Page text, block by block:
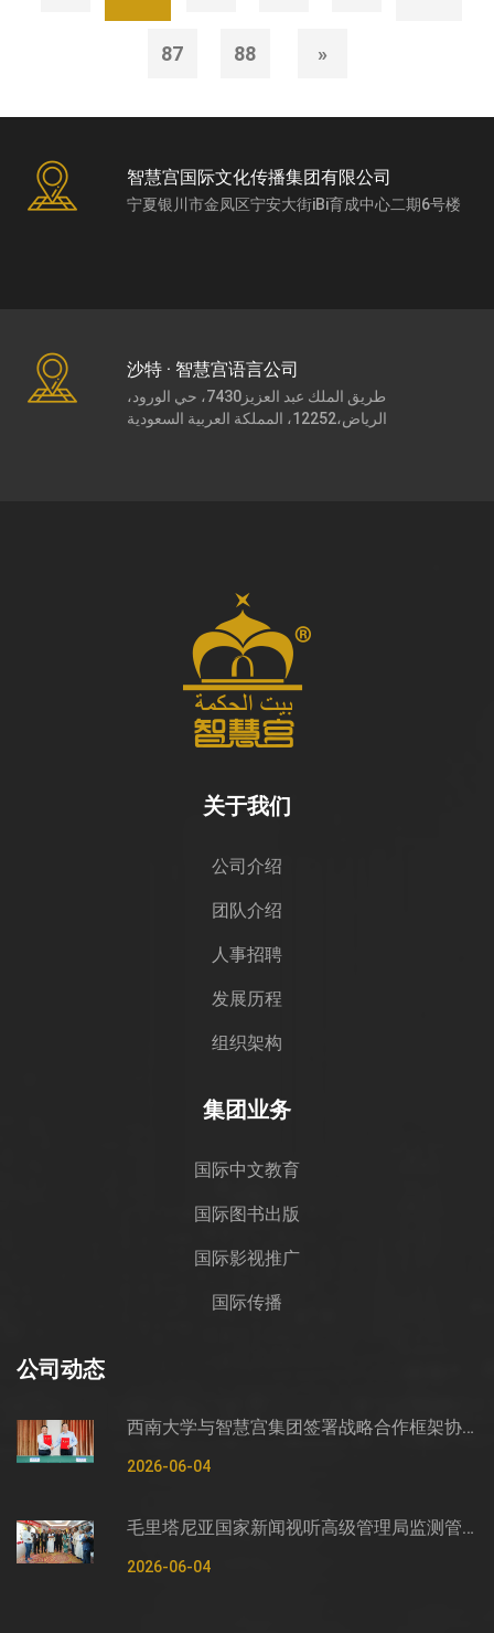
87 88 »
智慧宫国际文化传播集团有限公司
宁夏银川市金凤区宁安大街iBi育成中心二期6号楼
沙特 · 智慧宫语言公司
طريق الملك عبد العزيز7430، حي الورود،
الرياض،12252، المملكة العربية السعودية
关于我们
公司介绍
团队介绍
人事招聘
发展历程
组织架构
集团业务
国际中文教育
国际图书出版
国际影视推广
国际传播
公司动态
西南大学与智慧宫集团签署战略合作框架协议
2026-06-04
毛里塔尼亚国家新闻视听高级管理局监测管控司司长穆罕默德·哈桑·埃萨利姆一行莅临智慧宫调研
2026-06-04